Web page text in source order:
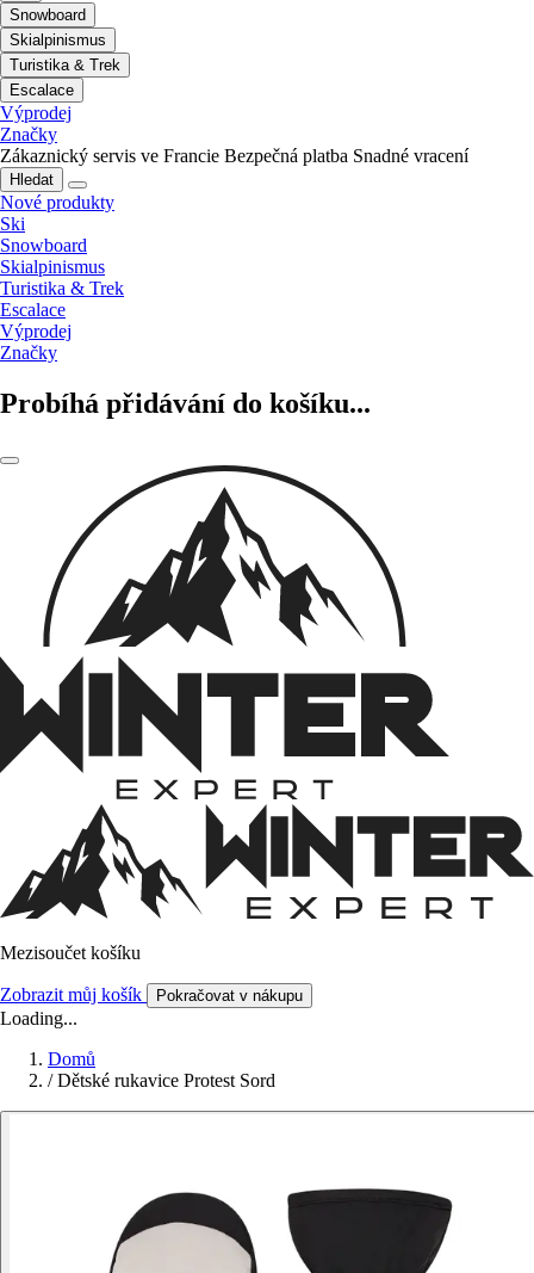
Snowboard
Skialpinismus
Turistika & Trek
Escalace
Výprodej
Značky
Zákaznický servis ve Francie Bezpečná platba Snadné vracení
Hledat
Nové produkty
Ski
Snowboard
Skialpinismus
Turistika & Trek
Escalace
Výprodej
Značky
Probíhá přidávání do košíku...
Mezisoučet košíku
Zobrazit můj košík Pokračovat v nákupu
Loading...
Domů
/ Dětské rukavice Protest Sord